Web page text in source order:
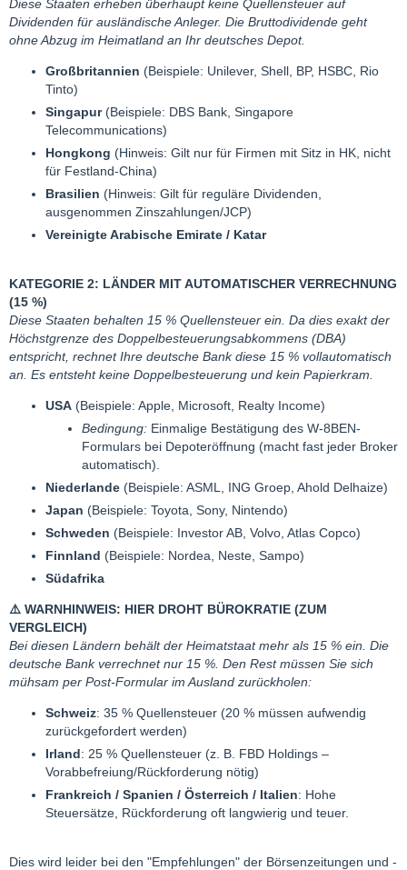
Diese Staaten erheben überhaupt keine Quellensteuer auf
Dividenden für ausländische Anleger. Die Bruttodividende geht
ohne Abzug im Heimatland an Ihr deutsches Depot.
Großbritannien (Beispiele: Unilever, Shell, BP, HSBC, Rio
Tinto)
Singapur(Beispiele: DBS Bank, Singapore
Telecommunications)
Hongkong (Hinweis: Gilt nur für Firmen mit Sitz in HK, nicht
für Festland-China)
Brasilien (Hinweis: Gilt für reguläre Dividenden,
ausgenommen Zinszahlungen/JCP)
Vereinigte Arabische Emirate / Katar
KATEGORIE 2: LÄNDER MIT AUTOMATISCHER VERRECHNUNG
(15 %)
Diese Staaten behalten 15 % Quellensteuer ein. Da dies exakt der
Höchstgrenze des Doppelbesteuerungsabkommens (DBA)
entspricht, rechnet Ihre deutsche Bank diese 15 % vollautomatisch
an. Es entsteht keine Doppelbesteuerung und kein Papierkram.
USA (Beispiele: Apple, Microsoft, Realty Income)
Bedingung: Einmalige Bestätigung des W-8BEN-
Formulars bei Depoteröffnung (macht fast jeder Broker
automatisch).
Niederlande (Beispiele: ASML, ING Groep, Ahold Delhaize)
Japan (Beispiele: Toyota, Sony, Nintendo)
Schweden (Beispiele: Investor AB, Volvo, Atlas Copco)
Finnland (Beispiele: Nordea, Neste, Sampo)
Südafrika
⚠️ WARNHINWEIS: HIER DROHT BÜROKRATIE (ZUM
VERGLEICH)
Bei diesen Ländern behält der Heimatstaat mehr als 15 % ein. Die
deutsche Bank verrechnet nur 15 %. Den Rest müssen Sie sich
mühsam per Post-Formular im Ausland zurückholen:
Schweiz: 35 % Quellensteuer (20 % müssen aufwendig
zurückgefordert werden)
Irland: 25 % Quellensteuer (z. B. FBD Holdings –
Vorabbefreiung/Rückforderung nötig)
Frankreich / Spanien / Österreich / Italien: Hohe
Steuersätze, Rückforderung oft langwierig und teuer.
Dies wird leider bei den "Empfehlungen" der Börsenzeitungen und -